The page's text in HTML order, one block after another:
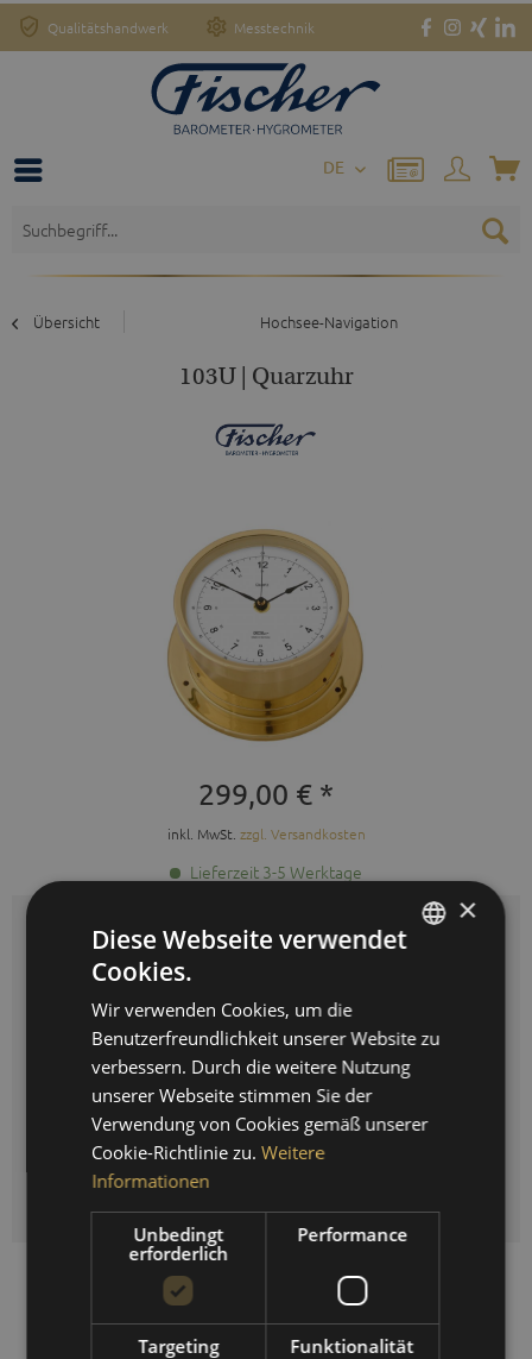
Qualitätshandwerk Messtechnik
DE
Übersicht Hochsee-Navigation
103U | Quarzuhr
299,00 € *
inkl. MwSt. zzgl. Versandkosten
Lieferzeit 3-5 Werktage
Auswahl:messing
Auf die Vergleichsliste setzen
Auf die Merkliste setzen
×
Diese Webseite verwendet
Cookies.
Wir verwenden Cookies, um die
Benutzerfreundlichkeit unserer Website zu
verbessern. Durch die weitere Nutzung
unserer Webseite stimmen Sie der
Verwendung von Cookies gemäß unserer
Cookie-Richtlinie zu. Weitere
Informationen
Unbedingt
erforderlich
Performance
Targeting Funktionalität